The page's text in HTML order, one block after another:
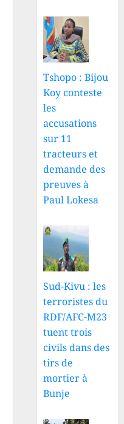
Tshopo : Bijou
Koy conteste
les
accusations
sur 11
tracteurs et
demande des
preuves à
Paul Lokesa
Sud-Kivu : les
terroristes du
RDF/AFC-M23
tuent trois
civils dans des
tirs de
mortier à
Bunje